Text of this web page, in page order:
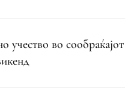
учество во сообраќајот